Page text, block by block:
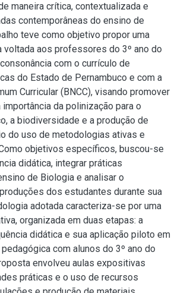
maneira crítica, contextualizada e
contemporâneas do ensino de
teve como objetivo propor uma
voltada aos professores do 3º ano do
com o currículo de
do Estado de Pernambuco e com a
Curricular (BNCC), visando promover
da polinização para o
a biodiversidade e a produção de
do uso de metodologias ativas e
objetivos específicos, buscou-se
didática, integrar práticas
de Biologia e analisar o
dos estudantes durante sua
adotada caracteriza-se por uma
organizada em duas etapas: a
didática e sua aplicação piloto em
com alunos do 3º ano do
envolveu aulas expositivas
práticas e o uso de recursos